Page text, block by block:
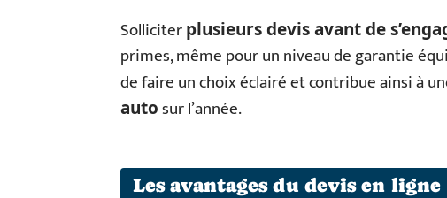
Solliciterplusieurs devis avant de
primes, même pour un niveau de garantie
de faire un choix éclairé et contribue ainsi à
autosur l’année.
Les avantages du devis en ligne